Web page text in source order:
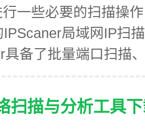
一些必要的扫描操
IPScaner局域网IP扫
具备了批量端口扫描
扫描与分析工具